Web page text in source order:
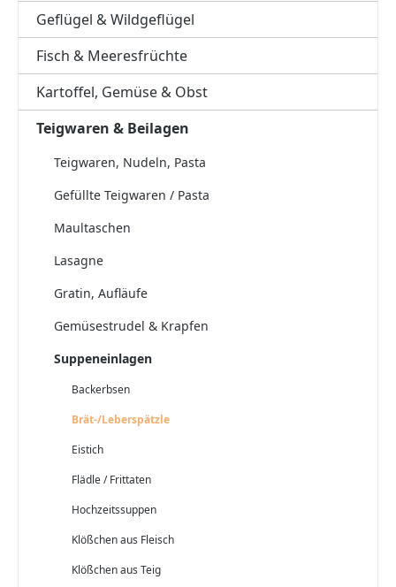
Geflügel & Wildgeflügel
Fisch & Meeresfrüchte
Kartoffel, Gemüse & Obst
Teigwaren & Beilagen
Teigwaren, Nudeln, Pasta
Gefüllte Teigwaren / Pasta
Maultaschen
Lasagne
Gratin, Aufläufe
Gemüsestrudel & Krapfen
Suppeneinlagen
Backerbsen
Brät-/Leberspätzle
Eistich
Flädle / Frittaten
Hochzeitssuppen
Klößchen aus Fleisch
Klößchen aus Teig